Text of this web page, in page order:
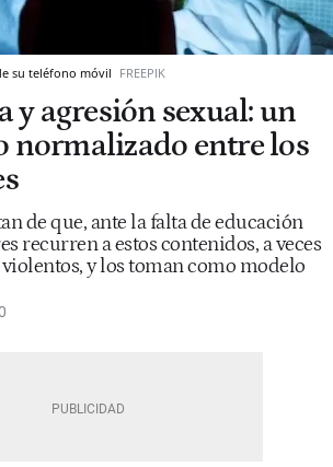
su teléfono móvil FREEPIK
y agresión sexual: un
normalizado entre los
de que, ante la falta de educación
recurren a estos contenidos, a veces
y los toman como modelo